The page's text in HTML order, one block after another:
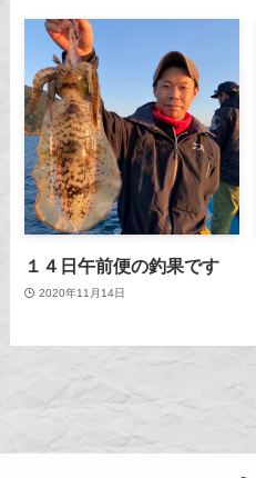
１４日午前便の釣果です
2020年11月14日